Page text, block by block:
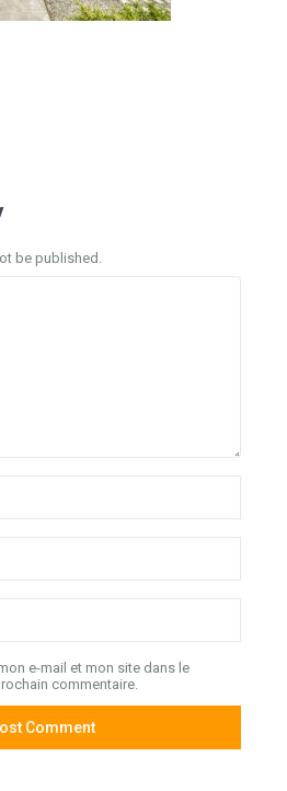
be published.
e-mail et mon site dans le
commentaire.